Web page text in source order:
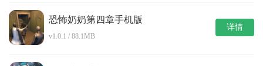
恐怖奶奶第四章手机版
v1.0.1 / 88.1MB
详情